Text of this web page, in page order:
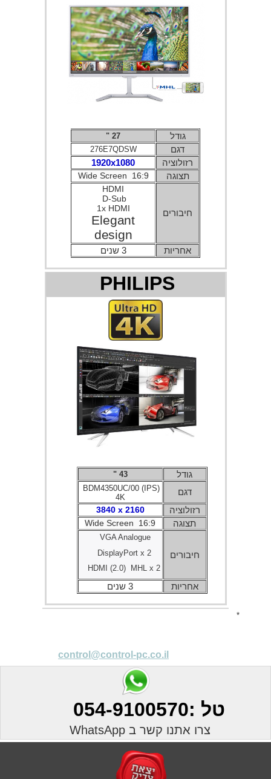
גודל 27 "
דגם 276E7QDSW
רזולוציה
1920x1080
תצוגה
Wide Screen 16:9
חיבורים
HDMI
D-Sub
1x HDMI
Elegant
design
אחריות 3 שנים
PHILIPS
גודל 43 "
דגם
BDM4350UC/00 (IPS)
4K
רזולוציה 3840 x 2160
תצוגה Wide Screen 16:9
חיבורים
VGA Analogue
DisplayPort x 2
HDMI (2.0) MHL x 2
אחריות 3 שנים
*
control@control-pc.co.il
צרו אתנו קשר ב WhatsApp
טל :054-9100570